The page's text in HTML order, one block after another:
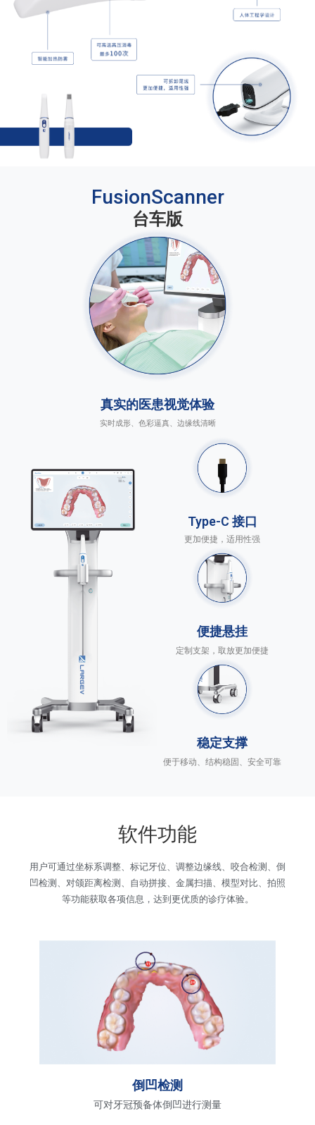
FusionScanner
台车版
真实的医患视觉体验
实时成形、色彩逼真、边缘线清晰
Type-C 接口
更加便捷，适用性强
便捷悬挂
定制支架，取放更加便捷
稳定支撑
便于移动、结构稳固、安全可靠
软件功能
用户可通过坐标系调整、标记牙位、调整边缘线、咬合检测、倒
凹检测、对颌距离检测、自动拼接、金属扫描、模型对比、拍照
等功能获取各项信息，达到更优质的诊疗体验。
倒凹检测
可对牙冠预备体倒凹进行测量